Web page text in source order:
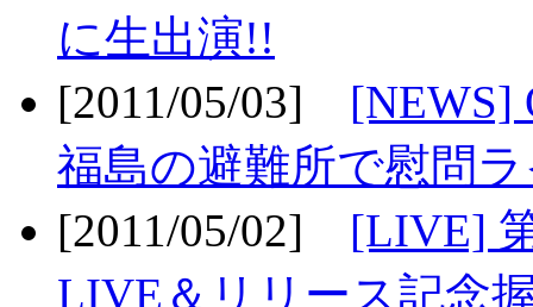
に生出演!!
[2011/05/03] [NEWS]
福島の避難所で慰問
[2011/05/02] [LIVE]
LIVE＆リリース記念